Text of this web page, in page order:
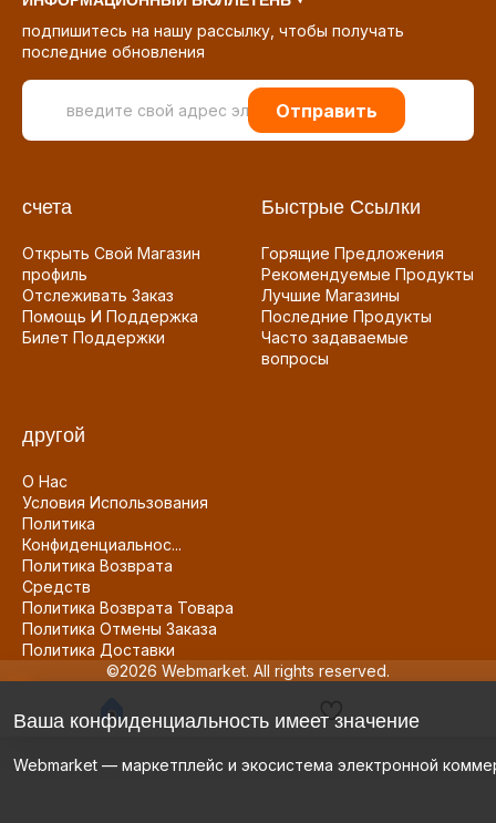
подпишитесь на нашу рассылку, чтобы получать
последние обновления
Отправить
счета
Открыть Свой Магазин
профиль
Отслеживать Заказ
Помощь И Поддержка
Билет Поддержки
Быстрые Ссылки
Горящие Предложения
Рекомендуемые Продукты
Лучшие Магазины
Последние Продукты
Часто задаваемые
вопросы
другой
О Нас
Условия Использования
Политика
Конфиденциальнос...
Политика Возврата
Средств
Политика Возврата Товара
Политика Отмены Заказа
Политика Доставки
©2026 Webmarket. All rights reserved.
Ваша конфиденциальность имеет значение
Webmarket — маркетплейс и экосистема электронной